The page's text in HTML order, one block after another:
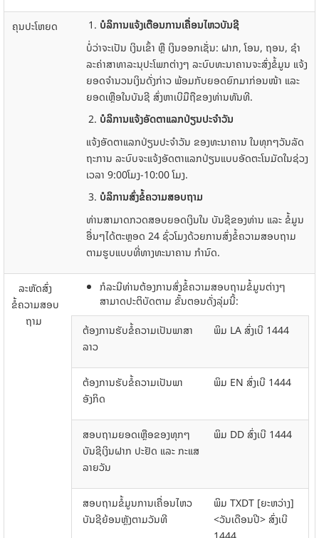
ຄຸນປະ​ໂຫຍ​ດ ບໍລິການແຈ້ງເຕືອນການເຄື່ອນໄຫວບັນຊີ
ບໍ່​ວ່າ​ຈະ​ເປັນ ເງິນ​ເຂົ້າ ຫຼື ​ເງິນ​ອອກ​ເຊັ່ນ: ຝາກ,​ ໂອນ​,​ ຖອນ, ຊໍາ
ລະ​ຄ່າ​ສາທາລະ​ນຸປະ​ໂພ​ກຕ່າງໆ ລະບົບທະນາຄານ​ຈະ​ສົ່ງ​ຂໍ້​ມູນ​ ​ແຈ້ງ
ຍອດຈຳນວນເງິນ​ດັ່ງກ່າວ ພ້ອມກັບ​ຍອດຍົກມາ​ກ່ອນ​ໜ້າ ​ແລະ
ຍອດ​ເຫຼືອ​ໃນ​ບັນຊີ​ ສົ່ງ​ຫາ​ເບີ​ມື​ຖື​ຂອງ​ທ່ານ​ທັນທີ.
ບໍລິການແຈ້ງອັດຕາແລກປ່ຽນປະຈຳວັນ
ແຈ້ງອັດຕາແລກປ່ຽນປະຈຳ​ວັນ ຂອງທະນາຄານ ໃນທຸກ​ໆ​ວັນ​ລັດ​
ຖະການ ລະບົບ​ຈະ​​ແຈ້ງ​ອັດຕາ​ແລກປ່ຽນ​ແບບ​ອັດຕະ​ໂນ​ມັດໃນຊ່ວງ
ເວລາ 9:00​ໂມງ-10:00 ໂມງ.
ບໍລິການສົ່ງຂໍ້ຄວາມສອບຖາມ
ທ່ານ​ສາມາດ​ກວດສອບ​ຍອດ​​ເງິນ​ໃນ​ ບັນຊີຂອງທ່ານ ແລະ ຂໍ້​ມູນ​
ອື່ນໆ​ໄດ້​ຕະຫຼອດ 24 ຊົ່ວ​ໂມງ​ດ້ວຍ​ການ​ສົ່ງ​ຂໍ້ຄວາມ​ສອບ​ຖາມ​
ຕາມ​ຮູບ​ແບບ​ທີ່​ທາງ​ທະນາຄານ​ ກຳນົດ.
ລະຫັດ​ສົ່ງ​
ຂໍ້ຄວາມ​ສອບ​
ຖາມ ​
ກໍລະນີທ່ານຕ້ອງການສົ່ງຂໍ້ຄວາມສອບຖາມຂໍ້ມູນຕ່າງໆ
ສາມາດປະຕິບັດຕາມ ຂັ້ນຕອນດັ່ງລຸ່ມນີ້:
ຕ້ອງການຮັບຂໍ້ຄວາມເປັນພາສາ
ລາວ
ພິມ LA ສົ່ງເບີ 1444
ຕ້ອງການຮັບຂໍ້ຄວາມເປັນພາ
ອັງກິດ
ພິມ EN ສົ່ງເບີ 1444
ສອບຖາມຍອດເຫຼືອຂອງທຸກໆ
ບັນຊີເງິນຝາກ ປະຢັດ ແລະ ກະແສ
ລາຍວັນ
ພິມ DD ສົ່ງເບີ 1444
ສອບຖາມຂໍ້ມູນການເຄື່ອນໄຫວ
ບັນຊີຍ້ອນຫຼັງຕາມວັນທີ
ພິມ TXDT [ຍະຫວ່າງ]
<ວັນເດືອນປີ> ສົ່ງເບີ